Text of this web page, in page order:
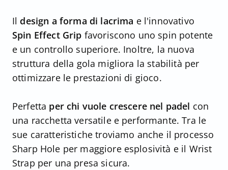
Il design a forma di lacrima e l'innovativo
Spin Effect Grip favoriscono uno spin potente
e un controllo superiore. Inoltre, la nuova
struttura della gola migliora la stabilità per
ottimizzare le prestazioni di gioco.
Perfetta per chi vuole crescere nel padel con
una racchetta versatile e performante. Tra le
sue caratteristiche troviamo anche il processo
Sharp Hole per maggiore esplosività e il Wrist
Strap per una presa sicura.